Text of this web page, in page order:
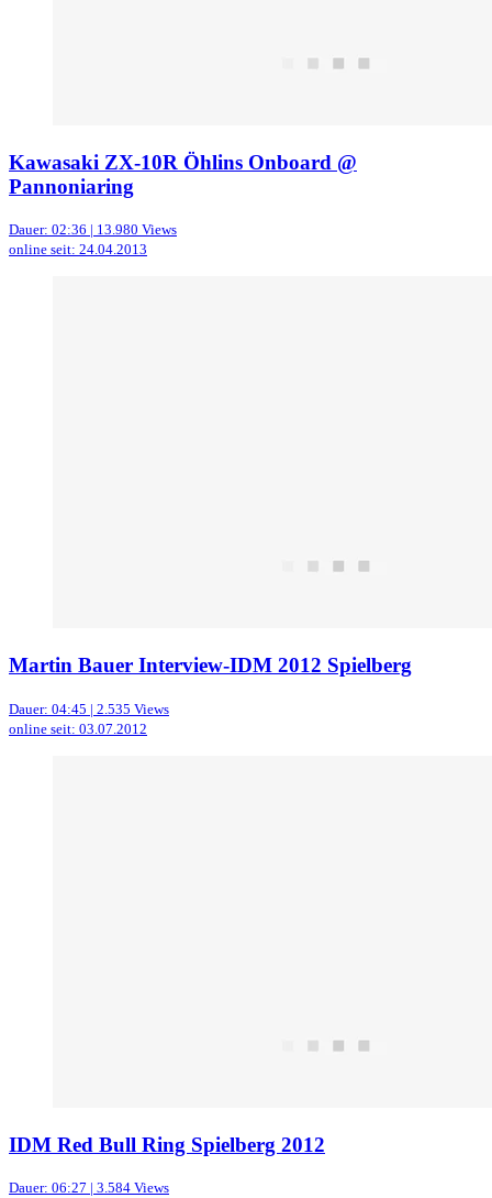
Kawasaki ZX-10R Öhlins Onboard @
Pannoniaring
Dauer: 02:36 | 13.980 Views
online seit: 24.04.2013
Martin Bauer Interview-IDM 2012 Spielberg
Dauer: 04:45 | 2.535 Views
online seit: 03.07.2012
IDM Red Bull Ring Spielberg 2012
Dauer: 06:27 | 3.584 Views